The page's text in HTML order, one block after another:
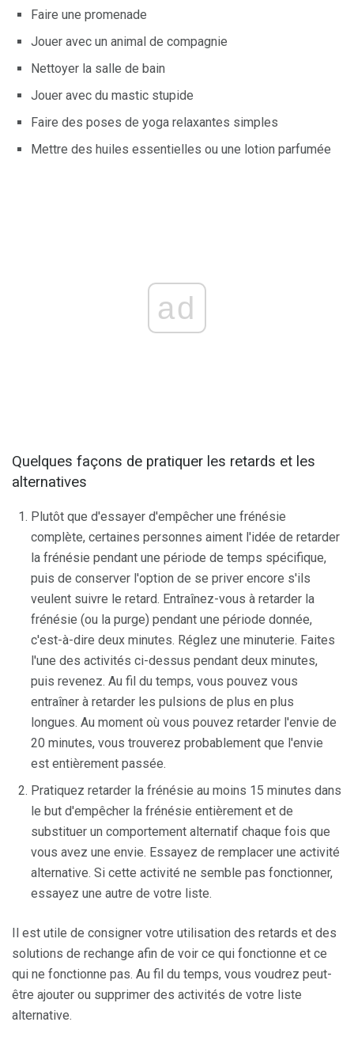
Faire une promenade
Jouer avec un animal de compagnie
Nettoyer la salle de bain
Jouer avec du mastic stupide
Faire des poses de yoga relaxantes simples
Mettre des huiles essentielles ou une lotion parfumée
ad
Quelques façons de pratiquer les retards et les
alternatives
Plutôt que d'essayer d'empêcher une frénésie
complète, certaines personnes aiment l'idée de retarder
la frénésie pendant une période de temps spécifique,
puis de conserver l'option de se priver encore s'ils
veulent suivre le retard. Entraînez-vous à retarder la
frénésie (ou la purge) pendant une période donnée,
c'est-à-dire deux minutes. Réglez une minuterie. Faites
l'une des activités ci-dessus pendant deux minutes,
puis revenez. Au fil du temps, vous pouvez vous
entraîner à retarder les pulsions de plus en plus
longues. Au moment où vous pouvez retarder l'envie de
20 minutes, vous trouverez probablement que l'envie
est entièrement passée.
Pratiquez retarder la frénésie au moins 15 minutes dans
le but d'empêcher la frénésie entièrement et de
substituer un comportement alternatif chaque fois que
vous avez une envie. Essayez de remplacer une activité
alternative. Si cette activité ne semble pas fonctionner,
essayez une autre de votre liste.
Il est utile de consigner votre utilisation des retards et des
solutions de rechange afin de voir ce qui fonctionne et ce
qui ne fonctionne pas. Au fil du temps, vous voudrez peut-
être ajouter ou supprimer des activités de votre liste
alternative.